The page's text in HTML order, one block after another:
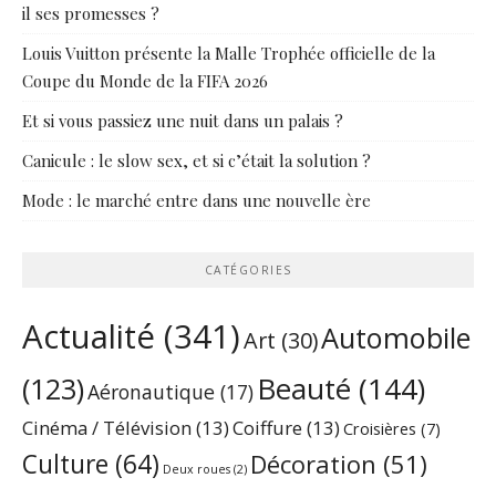
il ses promesses ?
Louis Vuitton présente la Malle Trophée officielle de la
Coupe du Monde de la FIFA 2026
Et si vous passiez une nuit dans un palais ?
Canicule : le slow sex, et si c’était la solution ?
Mode : le marché entre dans une nouvelle ère
CATÉGORIES
Actualité (341)Art (30)Automobile
(123)Aéronautique (17) Beauté (144)
Cinéma / Télévision(13)Coiffure(13) Croisières (7)
Culture (64) Deux roues (2) Décoration (51)